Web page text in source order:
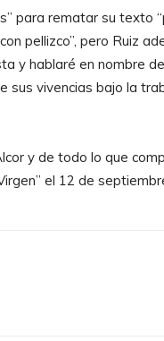
para rematar su texto
pellizco”, pero Ruiz
y hablaré en nombre
sus vivencias bajo la
y de todo lo que
el 12 de